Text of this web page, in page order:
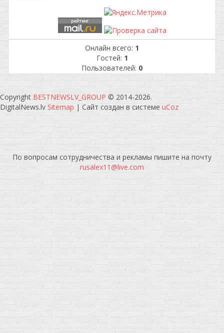
Онлайн всего: 1
Гостей: 1
Пользователей: 0
Copyright BESTNEWSLV_GROUP © 2014-2026.
DigitalNews.lv Sitemap | Сайт создан в системе uCoz
По вопросам сотрудничества и рекламы пишите на почту
rusalex11@live.com